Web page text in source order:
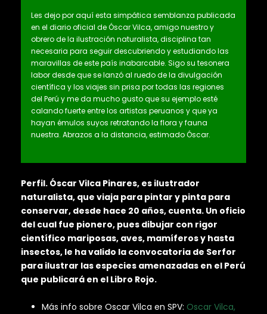
Les dejo por aquí esta simpática semblanza publicada
en el diario oficial de Óscar Vilca, amigo nuestro y
obrero de la ilustración naturalista, disciplina tan
necesaria para seguir descubriendo y estudiando las
maravillas de este país inabarcable. Sigo su tesonera
labor desde que se lanzó al ruedo de la divulgación
científica y los viajes sin prisa por todas las regiones
del Perú y me da mucho gusto que su ejemplo esté
calando fuerte entre los artistas peruanos y que ya
hayan émulos suyos retratando la flora y fauna
nuestra. Abrazos a la distancia, estimado Óscar.
Perfil. Óscar Vilca Pinares, es ilustrador
naturalista, que viaja para pintar y pinta para
conservar, desde hace 20 años, cuenta. Un oficio
del cual fue pionero, pues dibujar con rigor
científico mariposas, aves, mamíferos y hasta
insectos, le ha valido la convocatoria de Serfor
para ilustrar las especies amenazadas en el Perú
que publicará en el Libro Rojo.
Más info sobre Oscar Vilca en SPV: Oscar Vilca,